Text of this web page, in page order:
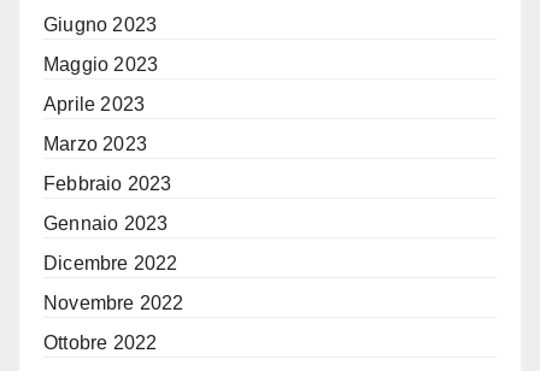
Giugno 2023
Maggio 2023
Aprile 2023
Marzo 2023
Febbraio 2023
Gennaio 2023
Dicembre 2022
Novembre 2022
Ottobre 2022